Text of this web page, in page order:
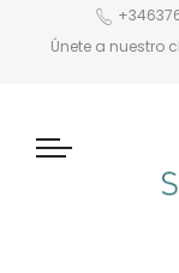
Únete a nuestro